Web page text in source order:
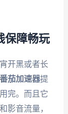
保障畅玩
开黑或者长
番茄加速器提
完。而且它
影音流量，